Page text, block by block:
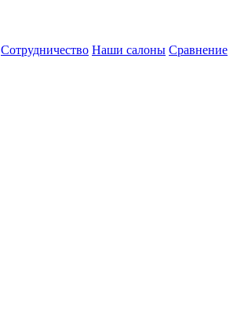
Сотрудничество Наши салоны Сравнение